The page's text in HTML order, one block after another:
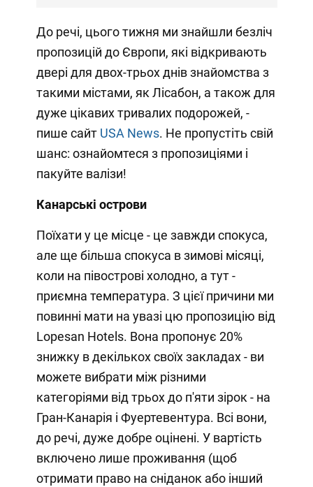
До речі, цього тижня ми знайшли безліч
пропозицій до Європи, які відкривають
двері для двох-трьох днів знайомства з
такими містами, як Лісабон, а також для
дуже цікавих тривалих подорожей, -
пише сайт USA News. Не пропустіть свій
шанс: ознайомтеся з пропозиціями і
пакуйте валізи!
Канарські острови
Поїхати у це місце - це завжди спокуса,
але ще більша спокуса в зимові місяці,
коли на півострові холодно, а тут -
приємна температура. З цієї причини ми
повинні мати на увазі цю пропозицію від
Lopesan Hotels. Вона пропонує 20%
знижку в декількох своїх закладах - ви
можете вибрати між різними
категоріями від трьох до п'яти зірок - на
Гран-Канарія і Фуертевентура. Всі вони,
до речі, дуже добре оцінені. У вартість
включено лише проживання (щоб
отримати право на сніданок або інший